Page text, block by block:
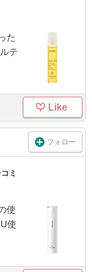
た
テ
Like
フォロー
ミ
使
使